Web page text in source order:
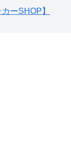
ーSHOP】